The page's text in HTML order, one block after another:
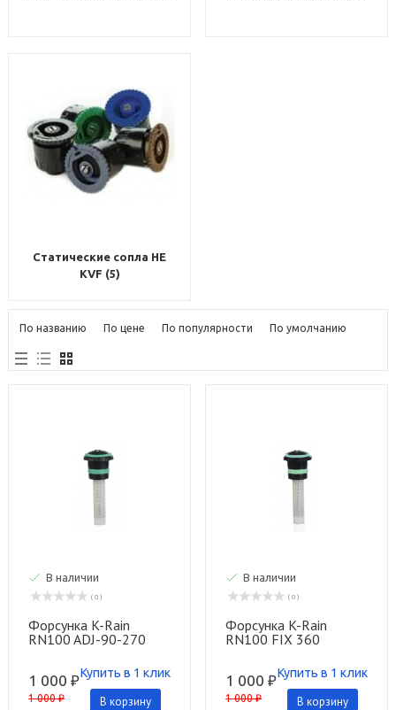
Статические сопла HE
KVF (5)
По названию По цене По популярности По умолчанию
В наличии
( 0 )
Форсунка K-Rain
RN100 ADJ-90-270
1 000 ₽
1 000 ₽
Купить в 1 клик
В корзину
В наличии
( 0 )
Форсунка K-Rain
RN100 FIX 360
1 000 ₽
1 000 ₽
Купить в 1 клик
В корзину